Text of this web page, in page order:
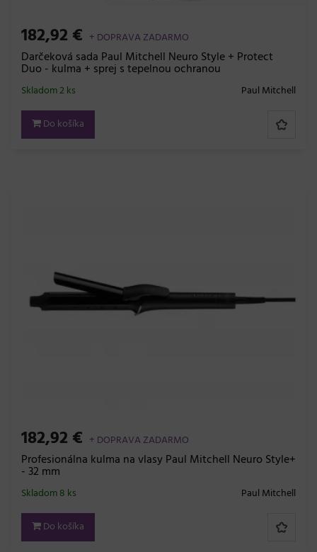
182,92 € + DOPRAVA ZADARMO
Darčeková sada Paul Mitchell Neuro Style + Protect
Duo - kulma + sprej s tepelnou ochranou
Paul Mitchell
Skladom 2 ks
Do košíka
182,92 € + DOPRAVA ZADARMO
Profesionálna kulma na vlasy Paul Mitchell Neuro Style+
- 32 mm
Paul Mitchell
Skladom 8 ks
Do košíka